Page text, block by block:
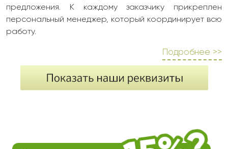
предложения. К каждому заказчику прикреплен
персональный менеджер, который координирует всю
работу.
Подробнее >>